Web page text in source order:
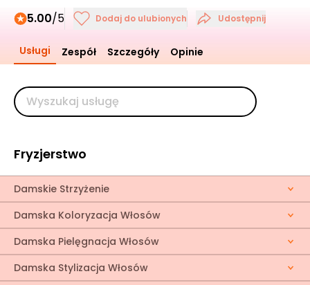
5.00/5 Dodaj do ulubionych Udostępnij
Usługi Zespół Szczegóły Opinie
Fryzjerstwo
Damskie Strzyżenie
Damska Koloryzacja Włosów
Damska Pielęgnacja Włosów
Damska Stylizacja Włosów